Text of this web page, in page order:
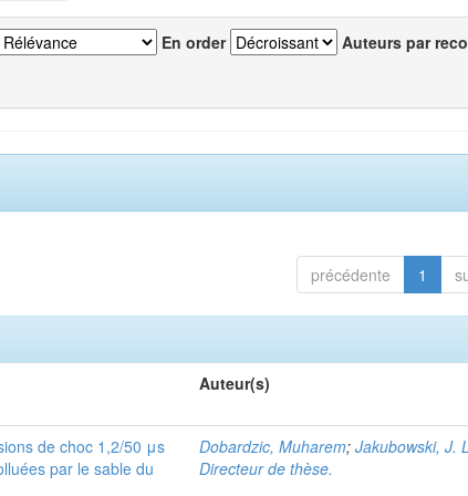
En order Auteurs par
précédente 1
Auteur(s)
de choc 1,2/50 μs
par le sable du
Dobardzic, Muharem;Jakubowski, J.
Directeur de thèse.